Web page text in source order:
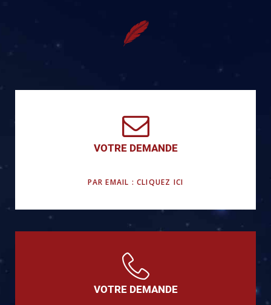
VOTRE DEMANDE
PAR EMAIL : CLIQUEZ ICI
VOTRE DEMANDE